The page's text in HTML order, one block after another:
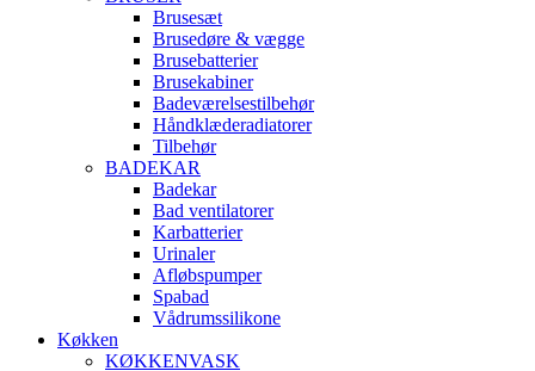
Brusesæt
Brusedøre & vægge
Brusebatterier
Brusekabiner
Badeværelsestilbehør
Håndklæderadiatorer
Tilbehør
BADEKAR
Badekar
Bad ventilatorer
Karbatterier
Urinaler
Afløbspumper
Spabad
Vådrumssilikone
Køkken
KØKKENVASK